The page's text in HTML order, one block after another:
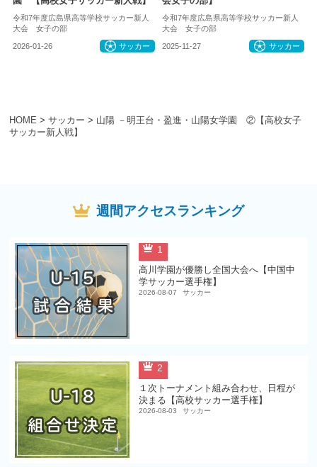
HOME > サッカー > 山陽 －明王台・盈進・山陽女学園 ②【高校女子
サッカー新人戦】
令和7年度広島県高等学校サッカー新人
大会 女子の部
2026-01-26 サッカー
令和7年度広島県高等学校サッカー新人
大会 女子の部
2025-11-27 サッカー
週間アクセスランキング
1
高川学園が優勝し全国大会へ【中国中
学サッカー選手権】
2026-08-07 サッカー
2
１次トーナメント組み合わせ、日程が
決まる【高校サッカー選手権】
2026-08-03 サッカー